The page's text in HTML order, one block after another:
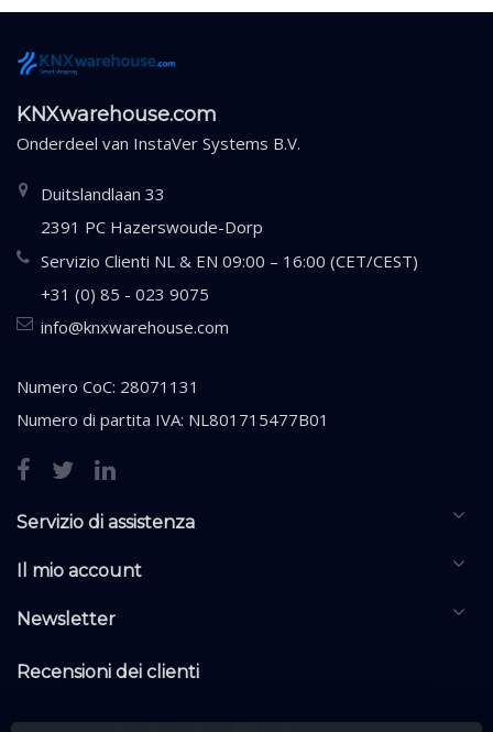
KNXwarehouse.com
Onderdeel van InstaVer Systems B.V.
Duitslandlaan 33
2391 PC Hazerswoude-Dorp
Servizio Clienti NL & EN 09:00 – 16:00 (CET/CEST)
+31 (0) 85 - 023 9075
info@knxwarehouse.com
Numero CoC: 28071131
Numero di partita IVA: NL801715477B01
Servizio di assistenza
Il mio account
Newsletter
Recensioni dei clienti